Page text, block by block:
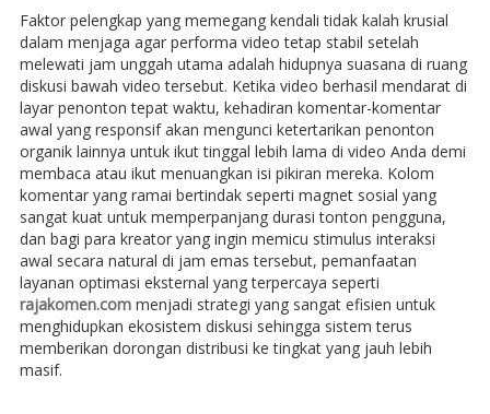
Faktor pelengkap yang memegang kendali tidak kalah krusial
dalam menjaga agar performa video tetap stabil setelah
melewati jam unggah utama adalah hidupnya suasana di ruang
diskusi bawah video tersebut. Ketika video berhasil mendarat di
layar penonton tepat waktu, kehadiran komentar-komentar
awal yang responsif akan mengunci ketertarikan penonton
organik lainnya untuk ikut tinggal lebih lama di video Anda demi
membaca atau ikut menuangkan isi pikiran mereka. Kolom
komentar yang ramai bertindak seperti magnet sosial yang
sangat kuat untuk memperpanjang durasi tonton pengguna,
dan bagi para kreator yang ingin memicu stimulus interaksi
awal secara natural di jam emas tersebut, pemanfaatan
layanan optimasi eksternal yang terpercaya seperti
rajakomen.commenjadi strategi yang sangat efisien untuk
menghidupkan ekosistem diskusi sehingga sistem terus
memberikan dorongan distribusi ke tingkat yang jauh lebih
masif.